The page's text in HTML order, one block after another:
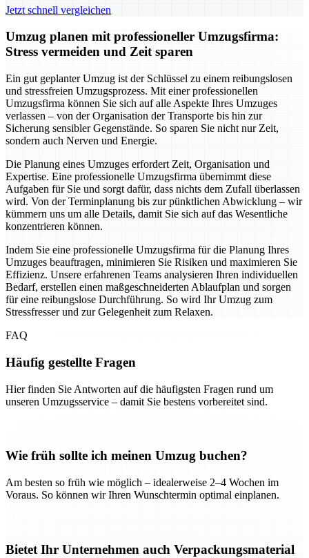
Jetzt schnell vergleichen
Umzug planen mit professioneller Umzugsfirma:
Stress vermeiden und Zeit sparen
Ein gut geplanter Umzug ist der Schlüssel zu einem reibungslosen
und stressfreien Umzugsprozess. Mit einer professionellen
Umzugsfirma können Sie sich auf alle Aspekte Ihres Umzuges
verlassen – von der Organisation der Transporte bis hin zur
Sicherung sensibler Gegenstände. So sparen Sie nicht nur Zeit,
sondern auch Nerven und Energie.
Die Planung eines Umzuges erfordert Zeit, Organisation und
Expertise. Eine professionelle Umzugsfirma übernimmt diese
Aufgaben für Sie und sorgt dafür, dass nichts dem Zufall überlassen
wird. Von der Terminplanung bis zur pünktlichen Abwicklung – wir
kümmern uns um alle Details, damit Sie sich auf das Wesentliche
konzentrieren können.
Indem Sie eine professionelle Umzugsfirma für die Planung Ihres
Umzuges beauftragen, minimieren Sie Risiken und maximieren Sie
Effizienz. Unsere erfahrenen Teams analysieren Ihren individuellen
Bedarf, erstellen einen maßgeschneiderten Ablaufplan und sorgen
für eine reibungslose Durchführung. So wird Ihr Umzug zum
Stressfresser und zur Gelegenheit zum Relaxen.
FAQ
Häufig gestellte Fragen
Hier finden Sie Antworten auf die häufigsten Fragen rund um
unseren Umzugsservice – damit Sie bestens vorbereitet sind.
Wie früh sollte ich meinen Umzug buchen?
Am besten so früh wie möglich – idealerweise 2–4 Wochen im
Voraus. So können wir Ihren Wunschtermin optimal einplanen.
Bietet Ihr Unternehmen auch Verpackungsmaterial